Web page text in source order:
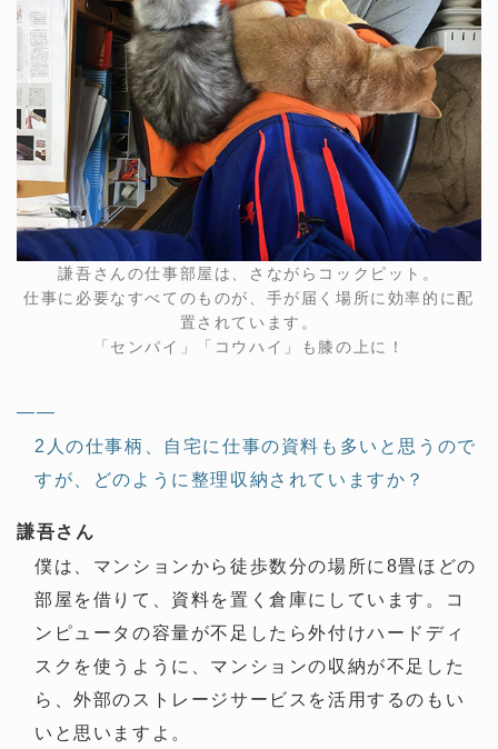
謙吾さんの仕事部屋は、さながらコックピット。
仕事に必要なすべてのものが、手が届く場所に効率的に配
置されています。
「センパイ」「コウハイ」も膝の上に！
——
2人の仕事柄、自宅に仕事の資料も多いと思うので
すが、どのように整理収納されていますか？
謙吾さん
僕は、マンションから徒歩数分の場所に8畳ほどの
部屋を借りて、資料を置く倉庫にしています。コ
ンピュータの容量が不足したら外付けハードディ
スクを使うように、マンションの収納が不足した
ら、外部のストレージサービスを活用するのもい
いと思いますよ。